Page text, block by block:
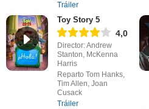
Tráiler
Toy Story 5
4,0
Director: Andrew
Stanton, McKenna
Harris
Reparto Tom Hanks,
Tim Allen, Joan
Cusack
Tráiler